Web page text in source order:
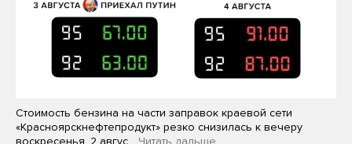
Стоимость бензина на части заправок краевой сети
«Красноярскнефтепродукт» резко снизилась к вечеру